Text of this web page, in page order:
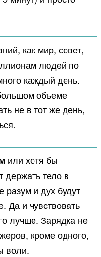
как мир, совет,
людей по
каждый день.
объеме
не в тот же день,
или хотя бы
держать тело в
разум и дух будут
Да и чувствовать
лучше. Зарядка не
кроме одного,
воли.